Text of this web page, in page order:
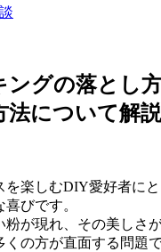
ングの落とし
法について解説
を楽しむDIY愛好者に
びです。
粉が現れ、その美しさ
の方が直面する問題で